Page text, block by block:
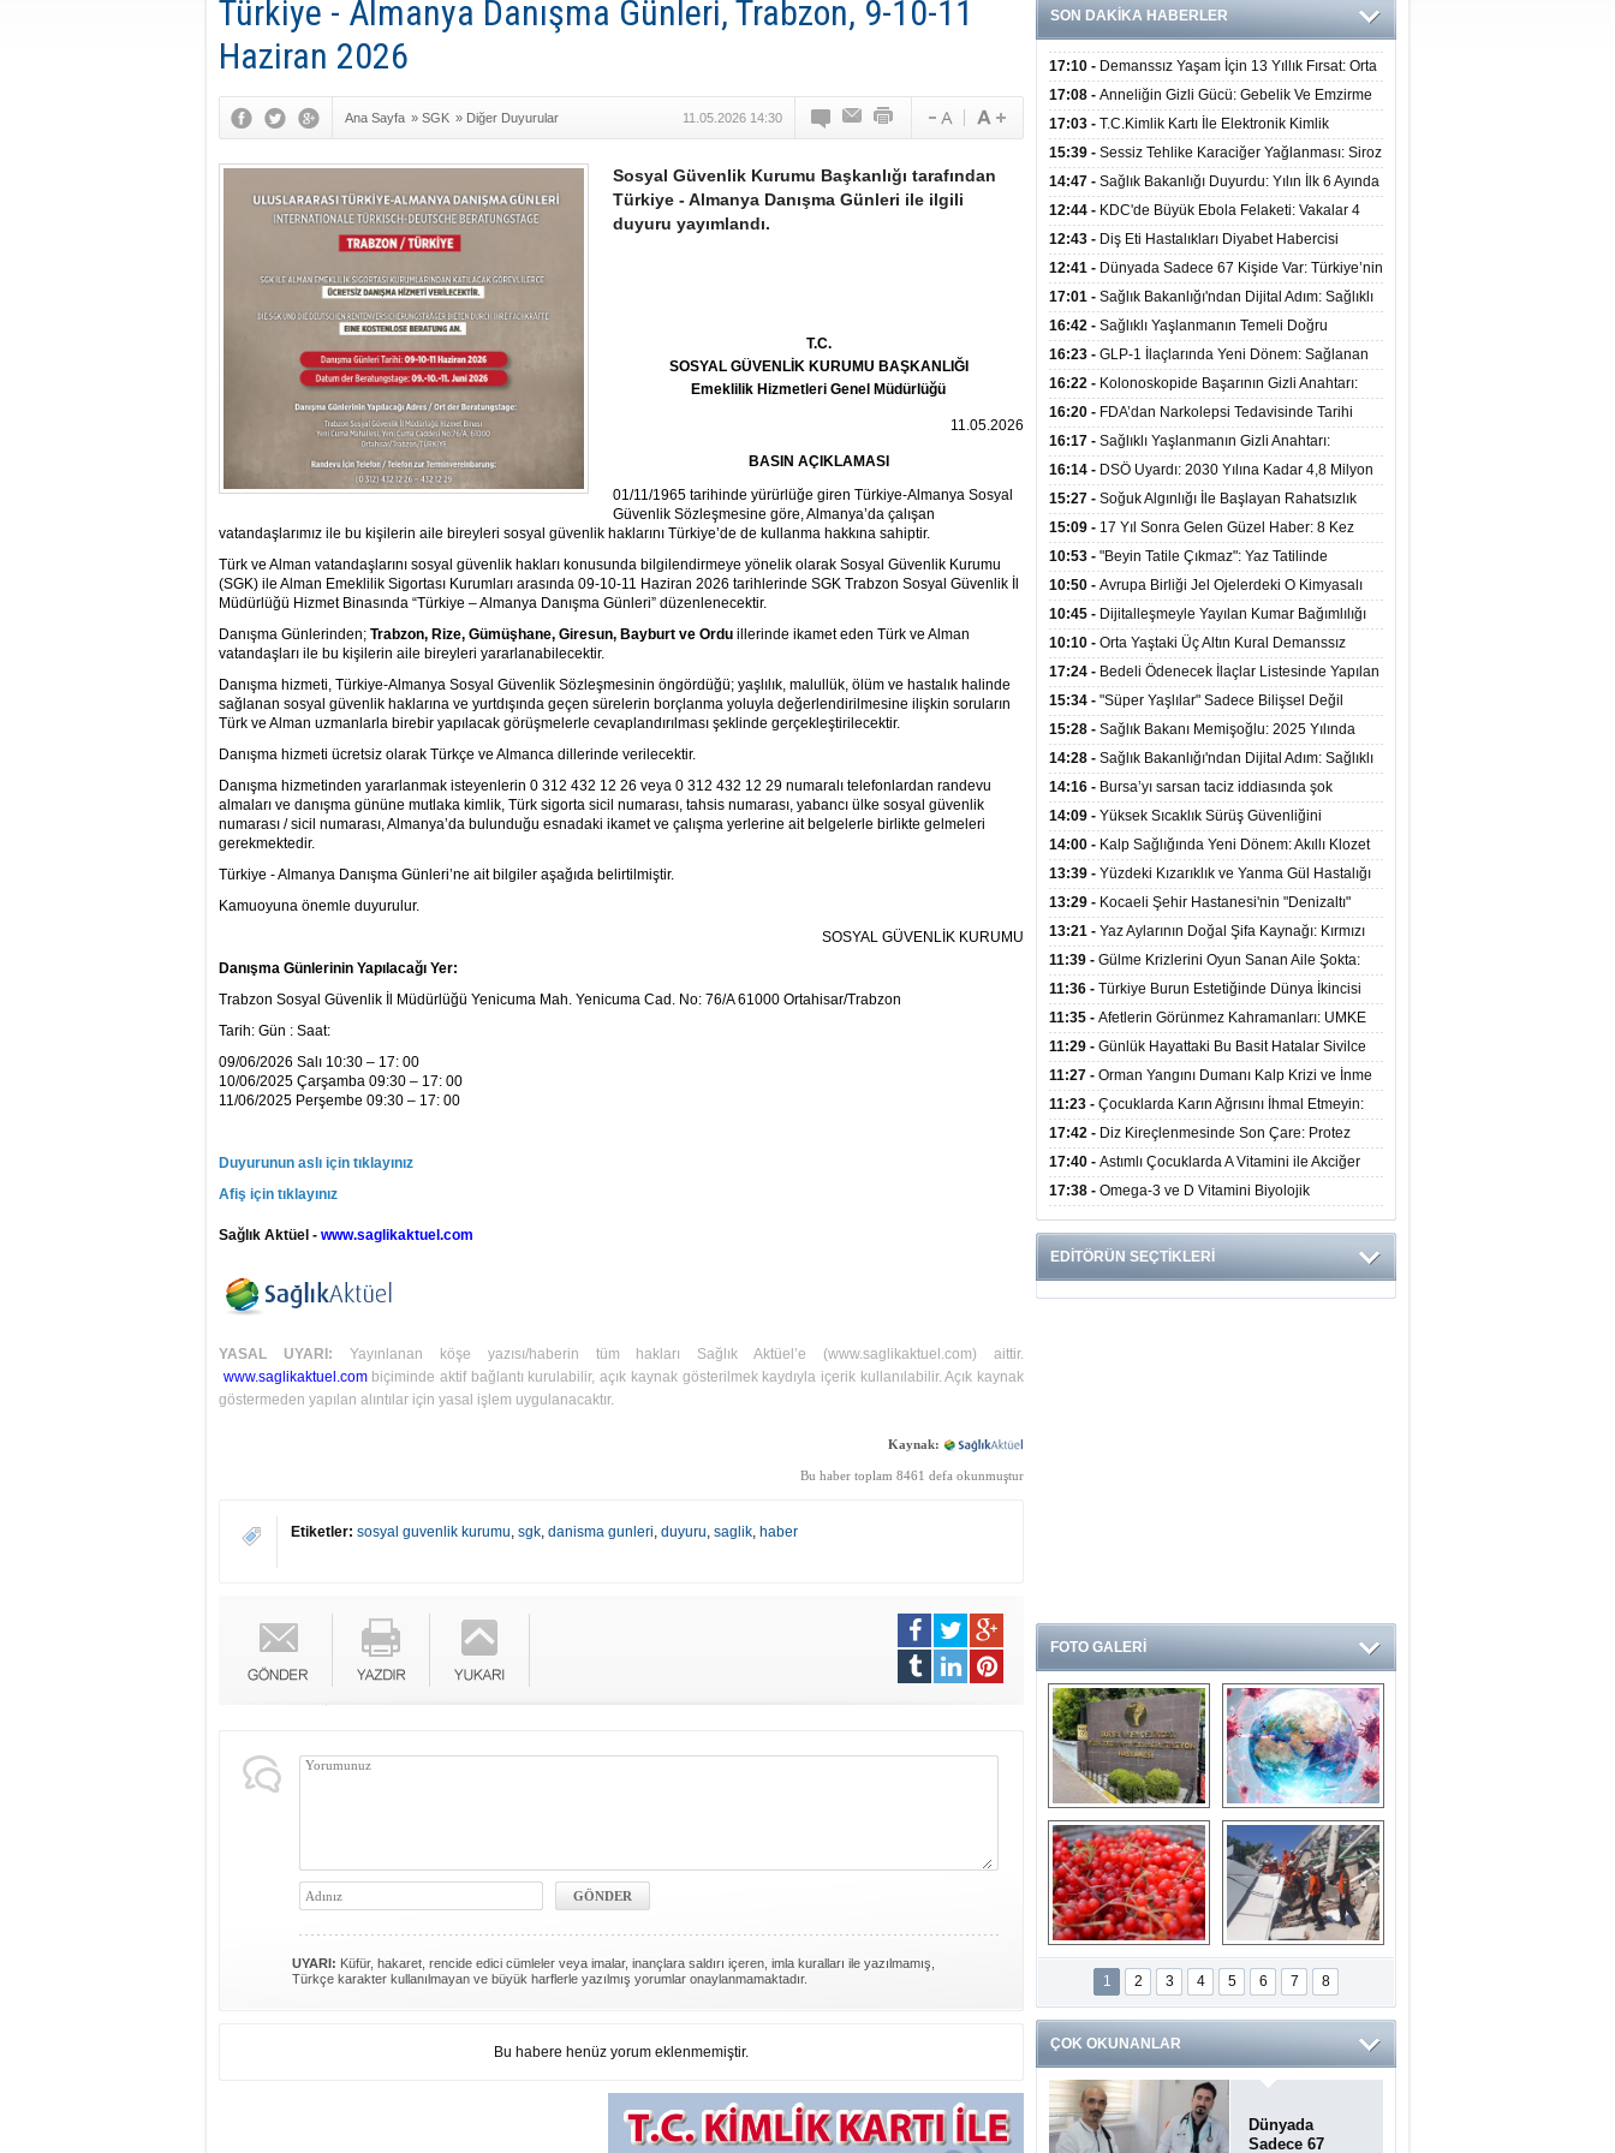
Türkiye - Almanya Danışma Günleri, Trabzon, 9-10-11
Haziran 2026
Ana Sayfa » SGK » Diğer Duyurular 11.05.2026 14:30
Sosyal Güvenlik Kurumu Başkanlığı tarafından
Türkiye - Almanya Danışma Günleri ile ilgili
duyuru yayımlandı.
T.C.
SOSYAL GÜVENLİK KURUMU BAŞKANLIĞI
Emeklilik Hizmetleri Genel Müdürlüğü
11.05.2026
BASIN AÇIKLAMASI
01/11/1965 tarihinde yürürlüğe giren Türkiye-Almanya Sosyal
Güvenlik Sözleşmesine göre, Almanya’da çalışan
vatandaşlarımız ile bu kişilerin aile bireyleri sosyal güvenlik haklarını Türkiye’de de kullanma hakkına sahiptir.
Türk ve Alman vatandaşlarını sosyal güvenlik hakları konusunda bilgilendirmeye yönelik olarak Sosyal Güvenlik Kurumu
(SGK) ile Alman Emeklilik Sigortası Kurumları arasında 09-10-11 Haziran 2026 tarihlerinde SGK Trabzon Sosyal Güvenlik İl
Müdürlüğü Hizmet Binasında “Türkiye – Almanya Danışma Günleri” düzenlenecektir.
Danışma Günlerinden; Trabzon, Rize, Gümüşhane, Giresun, Bayburt ve Ordu illerinde ikamet eden Türk ve Alman
vatandaşları ile bu kişilerin aile bireyleri yararlanabilecektir.
Danışma hizmeti, Türkiye-Almanya Sosyal Güvenlik Sözleşmesinin öngördüğü; yaşlılık, malullük, ölüm ve hastalık halinde
sağlanan sosyal güvenlik haklarına ve yurtdışında geçen sürelerin borçlanma yoluyla değerlendirilmesine ilişkin soruların
Türk ve Alman uzmanlarla birebir yapılacak görüşmelerle cevaplandırılması şeklinde gerçekleştirilecektir.
Danışma hizmeti ücretsiz olarak Türkçe ve Almanca dillerinde verilecektir.
Danışma hizmetinden yararlanmak isteyenlerin 0 312 432 12 26 veya 0 312 432 12 29 numaralı telefonlardan randevu
almaları ve danışma gününe mutlaka kimlik, Türk sigorta sicil numarası, tahsis numarası, yabancı ülke sosyal güvenlik
numarası / sicil numarası, Almanya’da bulunduğu esnadaki ikamet ve çalışma yerlerine ait belgelerle birlikte gelmeleri
gerekmektedir.
Türkiye - Almanya Danışma Günleri’ne ait bilgiler aşağıda belirtilmiştir.
Kamuoyuna önemle duyurulur.
SOSYAL GÜVENLİK KURUMU
Danışma Günlerinin Yapılacağı Yer:
Trabzon Sosyal Güvenlik İl Müdürlüğü Yenicuma Mah. Yenicuma Cad. No: 76/A 61000 Ortahisar/Trabzon
Tarih: Gün : Saat:
09/06/2026 Salı 10:30 – 17: 00
10/06/2025 Çarşamba 09:30 – 17: 00
11/06/2025 Perşembe 09:30 – 17: 00
Duyurunun aslı için tıklayınız
Afiş için tıklayınız
Sağlık Aktüel - www.saglikaktuel.com
YASAL UYARI: Yayınlanan köşe yazısı/haberin tüm hakları Sağlık Aktüel’e (www.saglikaktuel.com) aittir.
www.saglikaktuel.combiçiminde aktif bağlantı kurulabilir, açık kaynak gösterilmek kaydıyla içerik kullanılabilir. Açık kaynak
göstermeden yapılan alıntılar için yasal işlem uygulanacaktır.
Kaynak:
Bu haber toplam 8461 defa okunmuştur
Etiketler: sosyal guvenlik kurumu, sgk, danisma gunleri, duyuru, saglik, haber
UYARI: Küfür, hakaret, rencide edici cümleler veya imalar, inançlara saldırı içeren, imla kuralları ile yazılmamış,
Türkçe karakter kullanılmayan ve büyük harflerle yazılmış yorumlar onaylanmamaktadır.
Bu habere henüz yorum eklenmemiştir.
SON DAKİKA HABERLER
17:10 - Demanssız Yaşam İçin 13 Yıllık Fırsat: Orta
Yaştaki Yaşam Tarzı Beyin Sağlığını Belirliyor
17:08 - Anneliğin Gizli Gücü: Gebelik Ve Emzirme
Biyolojik Dayanıklılığı Artırabilir Mi?
17:03 - T.C.Kimlik Kartı İle Elektronik Kimlik
Doğrulama Yöntemi (Biyometrik Kimlik Doğrulama
Sistemi) 07.08.2026
15:39 - Sessiz Tehlike Karaciğer Yağlanması: Siroz
Ve Kalp Krizine Davetiye Çıkarıyor!
14:47 - Sağlık Bakanlığı Duyurdu: Yılın İlk 6 Ayında
10 Binden Fazla Hasta Hiperbarik Oksijen Tedavisi
Aldı
12:44 - KDC'de Büyük Ebola Felaketi: Vakalar 4
Bini Aştı, Virüste Mutasyon Şüphesi!
12:43 - Diş Eti Hastalıkları Diyabet Habercisi
Olabilir: Ağız Sağlığı Ve Şeker Arasındaki Çift Yönlü
Bağ Kanıtlandı
12:41 - Dünyada Sadece 67 Kişide Var: Türkiye’nin
İlk Bundgaard Sendromu Vakası Diyarbakır’da
Teşhis Edildi
17:01 - Sağlık Bakanlığı'ndan Dijital Adım: Sağlıklı
Hayat Merkezlerinde Uzaktan Danışmanlık Dönemi
Başladı
16:42 - Sağlıklı Yaşlanmanın Temeli Doğru
Beslenmeden Geçiyor: İleri Yaşta Hangi Besin
Öğelerine İhtiyaç Duyuluyor?
16:23 - GLP-1 İlaçlarında Yeni Dönem: Sağlanan
Faydalar Yalnızca Kilo Kaybıyla Sınırlı Değil
16:22 - Kolonoskopide Başarının Gizli Anahtarı:
Yetersiz Bağırsak Temizliği Poliplerin Gözden
Kaçmasına Neden Oluyor
16:20 - FDA’dan Narkolepsi Tedavisinde Tarihi
Onay: Oreksin Sistemini Hedefleyen İlk İlaç
Kullanıma Sunuldu
16:17 - Sağlıklı Yaşlanmanın Gizli Anahtarı:
Düzenli Kuvvet Antrenmanı Kas Ve Kemik Sağlığını
Koruyor
16:14 - DSÖ Uyardı: 2030 Yılına Kadar 4,8 Milyon
Hemşire ve Ebe Açığı Oluşabilir
15:27 - Soğuk Algınlığı İle Başlayan Rahatsızlık
Karaciğer Yetmezliği Çıktı: 17 Yıl Sonra Nakille
Hayata Tutundu
15:09 - 17 Yıl Sonra Gelen Güzel Haber: 8 Kez
Reddedilen Hastaya 9'uncu Çağrıda Nakil Yapıldı
10:53 - "Beyin Tatile Çıkmaz": Yaz Tatilinde
Öğrenilenlerin Yüzde 39'u Unutulabiliyor
10:50 - Avrupa Birliği Jel Ojelerdeki O Kimyasalı
Yasakladı: Kısırlık ve Alerji Riski Uyarısı
10:45 - Dijitalleşmeyle Yayılan Kumar Bağımlılığı
Beyni ve Aileyi Yıkıma Uğratıyor
10:10 - Orta Yaştaki Üç Altın Kural Demanssız
Yaşamı 13 Yıl Uzatabiliyor
17:24 - Bedeli Ödenecek İlaçlar Listesinde Yapılan
Düzenlemeler Hakkında Duyuru 2026/30
15:34 - "Süper Yaşlılar" Sadece Bilişsel Değil
Fiziksel Olarak da Daha Sağlıklı Yaşıyor
15:28 - Sağlık Bakanı Memişoğlu: 2025 Yılında
300 Bini Aşkın Kişiye Emzirme Eğitimi Verildi
14:28 - Sağlık Bakanlığı'ndan Dijital Adım: Sağlıklı
Hayat Merkezlerinde Uzaktan Sağlık Hizmeti
Başladı
14:16 - Bursa’yı sarsan taciz iddiasında şok
gelişme!
14:09 - Yüksek Sıcaklık Sürüş Güvenliğini
Düşürüyor: 40 Derecede Güvenli Sürüş Süresi 53
Dakikaya İniyor
14:00 - Kalp Sağlığında Yeni Dönem: Akıllı Klozet
Kapağı 30 Saniyede Ritim Bozukluğunu Tespit
Ediyor
13:39 - Yüzdeki Kızarıklık ve Yanma Gül Hastalığı
(Rozasea) Belirtisi Olabilir
13:29 - Kocaeli Şehir Hastanesi'nin "Denizaltı"
Görünümlü Ünitesi Hastalara Umut Oluyor
13:21 - Yaz Aylarının Doğal Şifa Kaynağı: Kırmızı
Meyveler Bağışıklığı ve Kalbi Koruyor
11:39 - Gülme Krizlerini Oyun Sanan Aile Şokta:
3,5 Yaşındaki Çocuk 8 Kez Felç Geçirdi
11:36 - Türkiye Burun Estetiğinde Dünya İkincisi
Oldu
11:35 - Afetlerin Görünmez Kahramanları: UMKE
Dev Kadrosuyla Görev Başında
11:29 - Günlük Hayattaki Bu Basit Hatalar Sivilce
Oluşumunu Tetikliyor
11:27 - Orman Yangını Dumanı Kalp Krizi ve İnme
Riskini Artırıyor
11:23 - Çocuklarda Karın Ağrısını İhmal Etmeyin:
Apandisit Habercisi Olabilir
17:42 - Diz Kireçlenmesinde Son Çare: Protez
Ameliyatı İle Yaşam Kalitesi Artıyor
17:40 - Astımlı Çocuklarda A Vitamini ile Akciğer
Hacmi Arasında Bağlantı Bulundu
17:38 - Omega-3 ve D Vitamini Biyolojik
Yaşlanmayı Yavaşlatabilir
EDİTÖRÜN SEÇTİKLERİ
FOTO GALERİ
Ve burası da bir
devlet hastanesi
14 soruda
Koronavirüs
hakkında kendinizi
test edin...
Gilaburu meyvesi
kanserden koruyor
Endonezya’daki
deprem: Ölü sayısı
bin 203'e yükseldi
1 2 3 4 5 6 7 8
ÇOK OKUNANLAR
Dünyada
Sadece 67